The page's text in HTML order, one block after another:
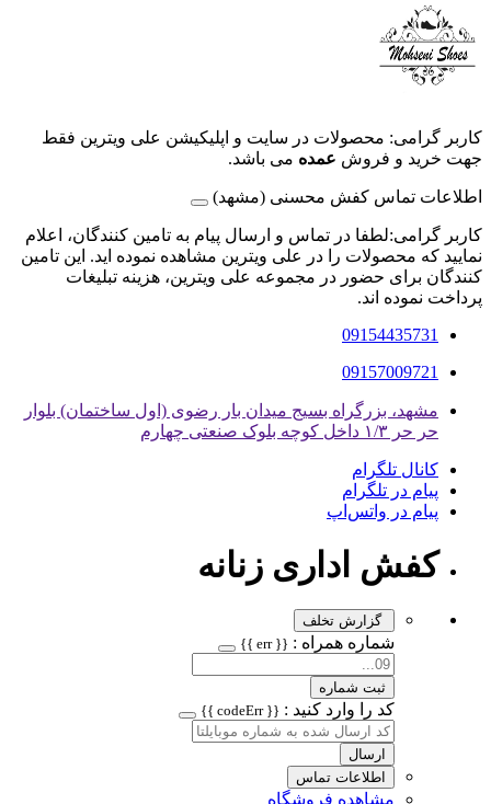
کاربر گرامی: محصولات در سایت و اپلیکیشن علی ویترین فقط
جهت خرید و فروش عمده می باشد.
اطلاعات تماس کفش محسنی (مشهد)
کاربر گرامی:لطفا در تماس و ارسال پیام به تامین کنندگان، اعلام
نمایید که محصولات را در علی ویترین مشاهده نموده اید. این تامین
کنندگان برای حضور در مجموعه علی ویترین، هزینه تبلیغات
پرداخت نموده اند.
09154435731
09157009721
مشهد، بزرگراه بسیج میدان بار رضوی (اول ساختمان) بلوار
حر حر ۱/۳ داخل کوچه بلوک صنعتی چهارم
کانال تلگرام
پیام در تلگرام
پیام در واتس‌اپ
کفش اداری زنانه
گزارش تخلف
شماره همراه : {{ err }}
ثبت شماره
کد را وارد کنید : {{ codeErr }}
ارسال
اطلاعات تماس
مشاهده فروشگاه